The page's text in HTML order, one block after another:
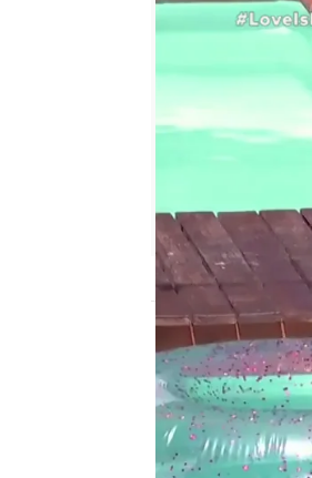
Love Island
Madrid
Publicado:27 de
Ha
para